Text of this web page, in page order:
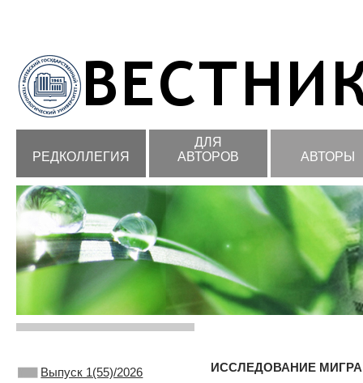
РЕДКОЛЛЕГИЯ
ДЛЯ
АВТОРОВ
АВТОРЫ
Выпуск 1(55)/2026
ИССЛЕДОВАНИЕ